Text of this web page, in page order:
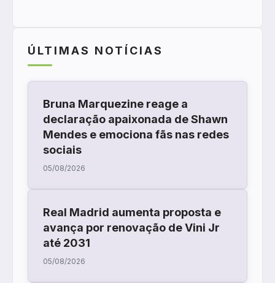
ÚLTIMAS NOTÍCIAS
Bruna Marquezine reage a
declaração apaixonada de Shawn
Mendes e emociona fãs nas redes
sociais
05/08/2026
Real Madrid aumenta proposta e
avança por renovação de Vini Jr
até 2031
05/08/2026